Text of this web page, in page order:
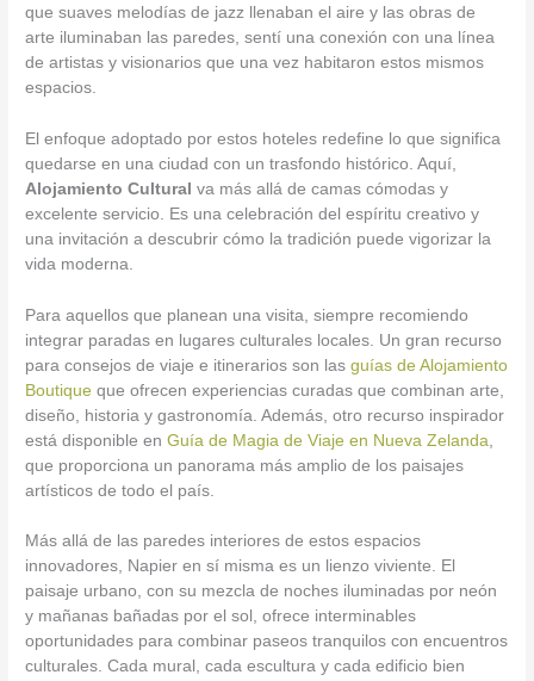
que suaves melodías de jazz llenaban el aire y las obras de
arte iluminaban las paredes, sentí una conexión con una línea
de artistas y visionarios que una vez habitaron estos mismos
espacios.
El enfoque adoptado por estos hoteles redefine lo que significa
quedarse en una ciudad con un trasfondo histórico. Aquí,
Alojamiento Cultural va más allá de camas cómodas y
excelente servicio. Es una celebración del espíritu creativo y
una invitación a descubrir cómo la tradición puede vigorizar la
vida moderna.
Para aquellos que planean una visita, siempre recomiendo
integrar paradas en lugares culturales locales. Un gran recurso
para consejos de viaje e itinerarios son lasguías de Alojamiento
Boutique que ofrecen experiencias curadas que combinan arte,
diseño, historia y gastronomía. Además, otro recurso inspirador
está disponible enGuía de Magia de Viaje en Nueva Zelanda
que proporciona un panorama más amplio de los paisajes
artísticos de todo el país.
Más allá de las paredes interiores de estos espacios
innovadores, Napier en sí misma es un lienzo viviente. El
paisaje urbano, con su mezcla de noches iluminadas por neón
y mañanas bañadas por el sol, ofrece interminables
oportunidades para combinar paseos tranquilos con encuentros
culturales. Cada mural, cada escultura y cada edificio bien